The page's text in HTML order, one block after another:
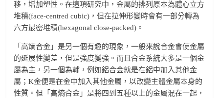
移，增加塑性。在這項研究中，金屬的排列原本為體心立方
堆積(face-centred cubic)，但在拉伸形變時會有一部分轉為
六方最密堆積(hexagonal close-packed)。
「高熵合金」是另一個有趣的現象，一般來說合金會使金屬
的延展性變差，但是強度變強。而且合金系統大多是一個金
屬為主，另一個為輔，例如鋁合金就是在鋁中加入其他金
屬；K金便是在金中加入其他金屬，以改變主體金屬本身的
性質。但「高熵合金」是將四到五種以上的金屬混在一起，